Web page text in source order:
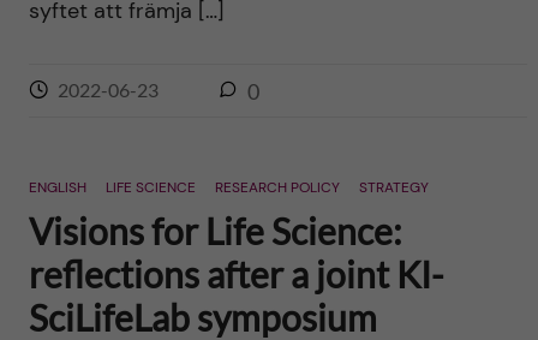
syftet att främja […]
2022-06-23 0
ENGLISH LIFE SCIENCE RESEARCH POLICY STRATEGY
Visions for Life Science:
reflections after a joint KI-
SciLifeLab symposium